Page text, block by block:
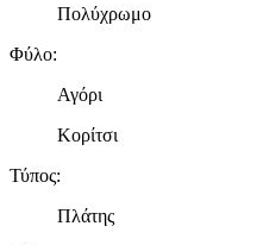
Πολύχρωμο
Φύλο:
Αγόρι
Κορίτσι
Τύπος:
Πλάτης